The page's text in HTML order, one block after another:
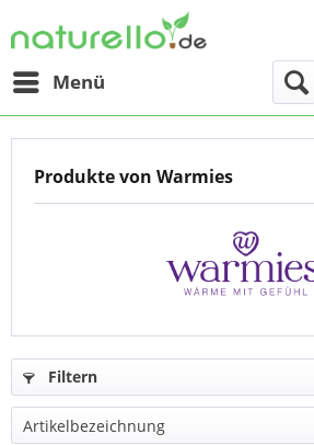
Menü
Produkte von Warmies
Filtern